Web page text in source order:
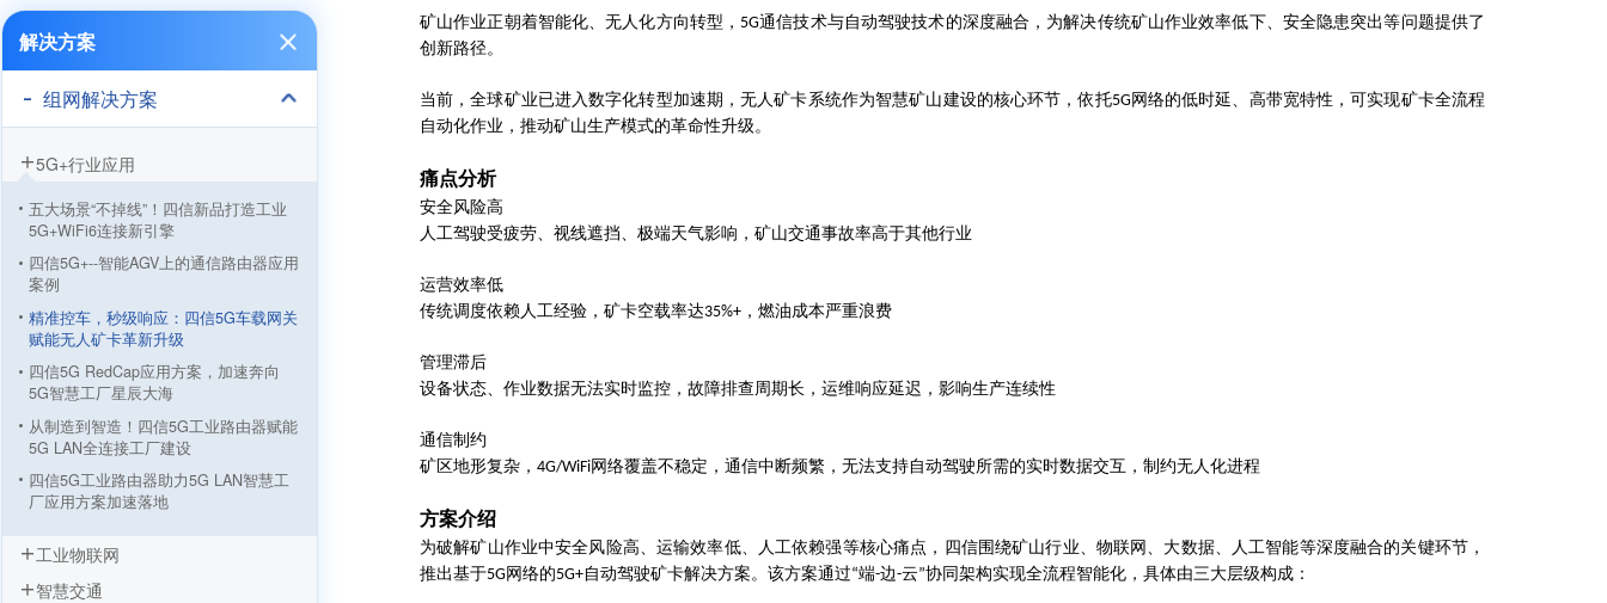
解决方案
组网解决方案
5G+行业应用
五大场景“不掉线”！四信新品打造工业
5G+WiFi6连接新引擎
四信5G+--智能AGV上的通信路由器应用
案例
精准控车，秒级响应：四信5G车载网关
赋能无人矿卡革新升级
四信5G RedCap应用方案，加速奔向
5G智慧工厂星辰大海
从制造到智造！四信5G工业路由器赋能
5G LAN全连接工厂建设
四信5G工业路由器助力5G LAN智慧工
厂应用方案加速落地
四信让施工安全看得见
5G+智慧工厂数据采集监控方案 “数字
工业物联网
智慧交通
矿山作业正朝着智能化、无人化方向转型， 5G通信技术与自动驾驶技术的深度融合，为解决传统矿山作业效率低下、安全隐患突出等问题提供了
创新路径。
当前，全球矿业已进入数字化转型加速期，无人矿卡系统作为智慧矿山建设的核心环节，依托5G网络的低时延、高带宽特性，可实现矿卡全流程
自动化作业，推动矿山生产模式的革命性升级。
痛点分析
安全风险高
人工驾驶受疲劳、视线遮挡、极端天气影响，矿山交通事故率高于其他行业
运营效率低
传统调度依赖人工经验，矿卡空载率达35%+ ，燃油成本严重浪费
管理滞后
设备状态、作业数据无法实时监控，故障排查周期长，运维响应延迟，影响生产连续性
通信制约
矿区地形复杂， 4G/WiFi网络覆盖不稳定，通信中断频繁，无法支持自动驾驶所需的实时数据交互，制约无人化进程
方案介绍
为破解矿山作业中安全风险高、运输效率低、人工依赖强等核心痛点，四信围绕矿山行业、物联网、大数据、人工智能等深度融合的关键环节，
推出基于5G网络的5G+自动驾驶矿卡解决方案。该方案通过“端-边-云”协同架构实现全流程智能化，具体由三大层级构成：